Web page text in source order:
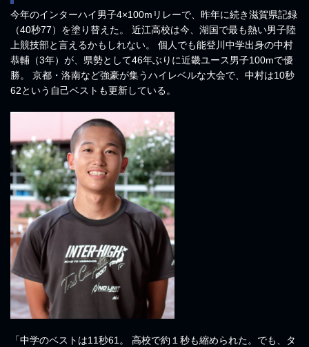
今年のインターハイ男子4×100mリレーで、昨年に続き滋賀県記録
（40秒77）を塗り替えた。 近江高校は今、湖国で最も熱い男子陸
上競技部と言えるかもしれない。 個人でも能登川中学出身の中村
恭輔（3年）が、県勢として46年ぶりに近畿ユース男子100mで優
勝。 京都・洛南など強豪が集うハイレベルな大会で、中村は10秒
62という自己ベストも更新している。
「中学のベストは11秒61。 高校で約１秒も縮められた。でも、タ